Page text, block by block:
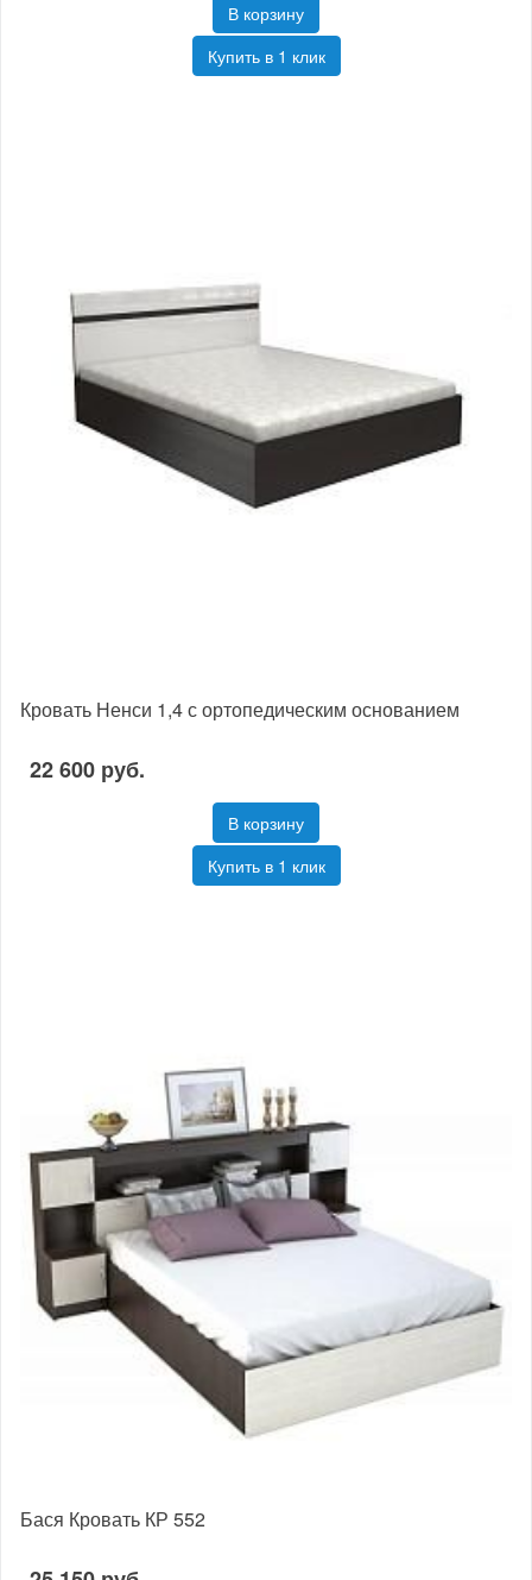
В корзину
Купить в 1 клик
Кровать Ненси 1,4 с ортопедическим основанием
22 600 руб.
В корзину
Купить в 1 клик
Бася Кровать КР 552